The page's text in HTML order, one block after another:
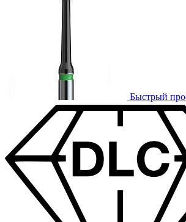
Быстрый